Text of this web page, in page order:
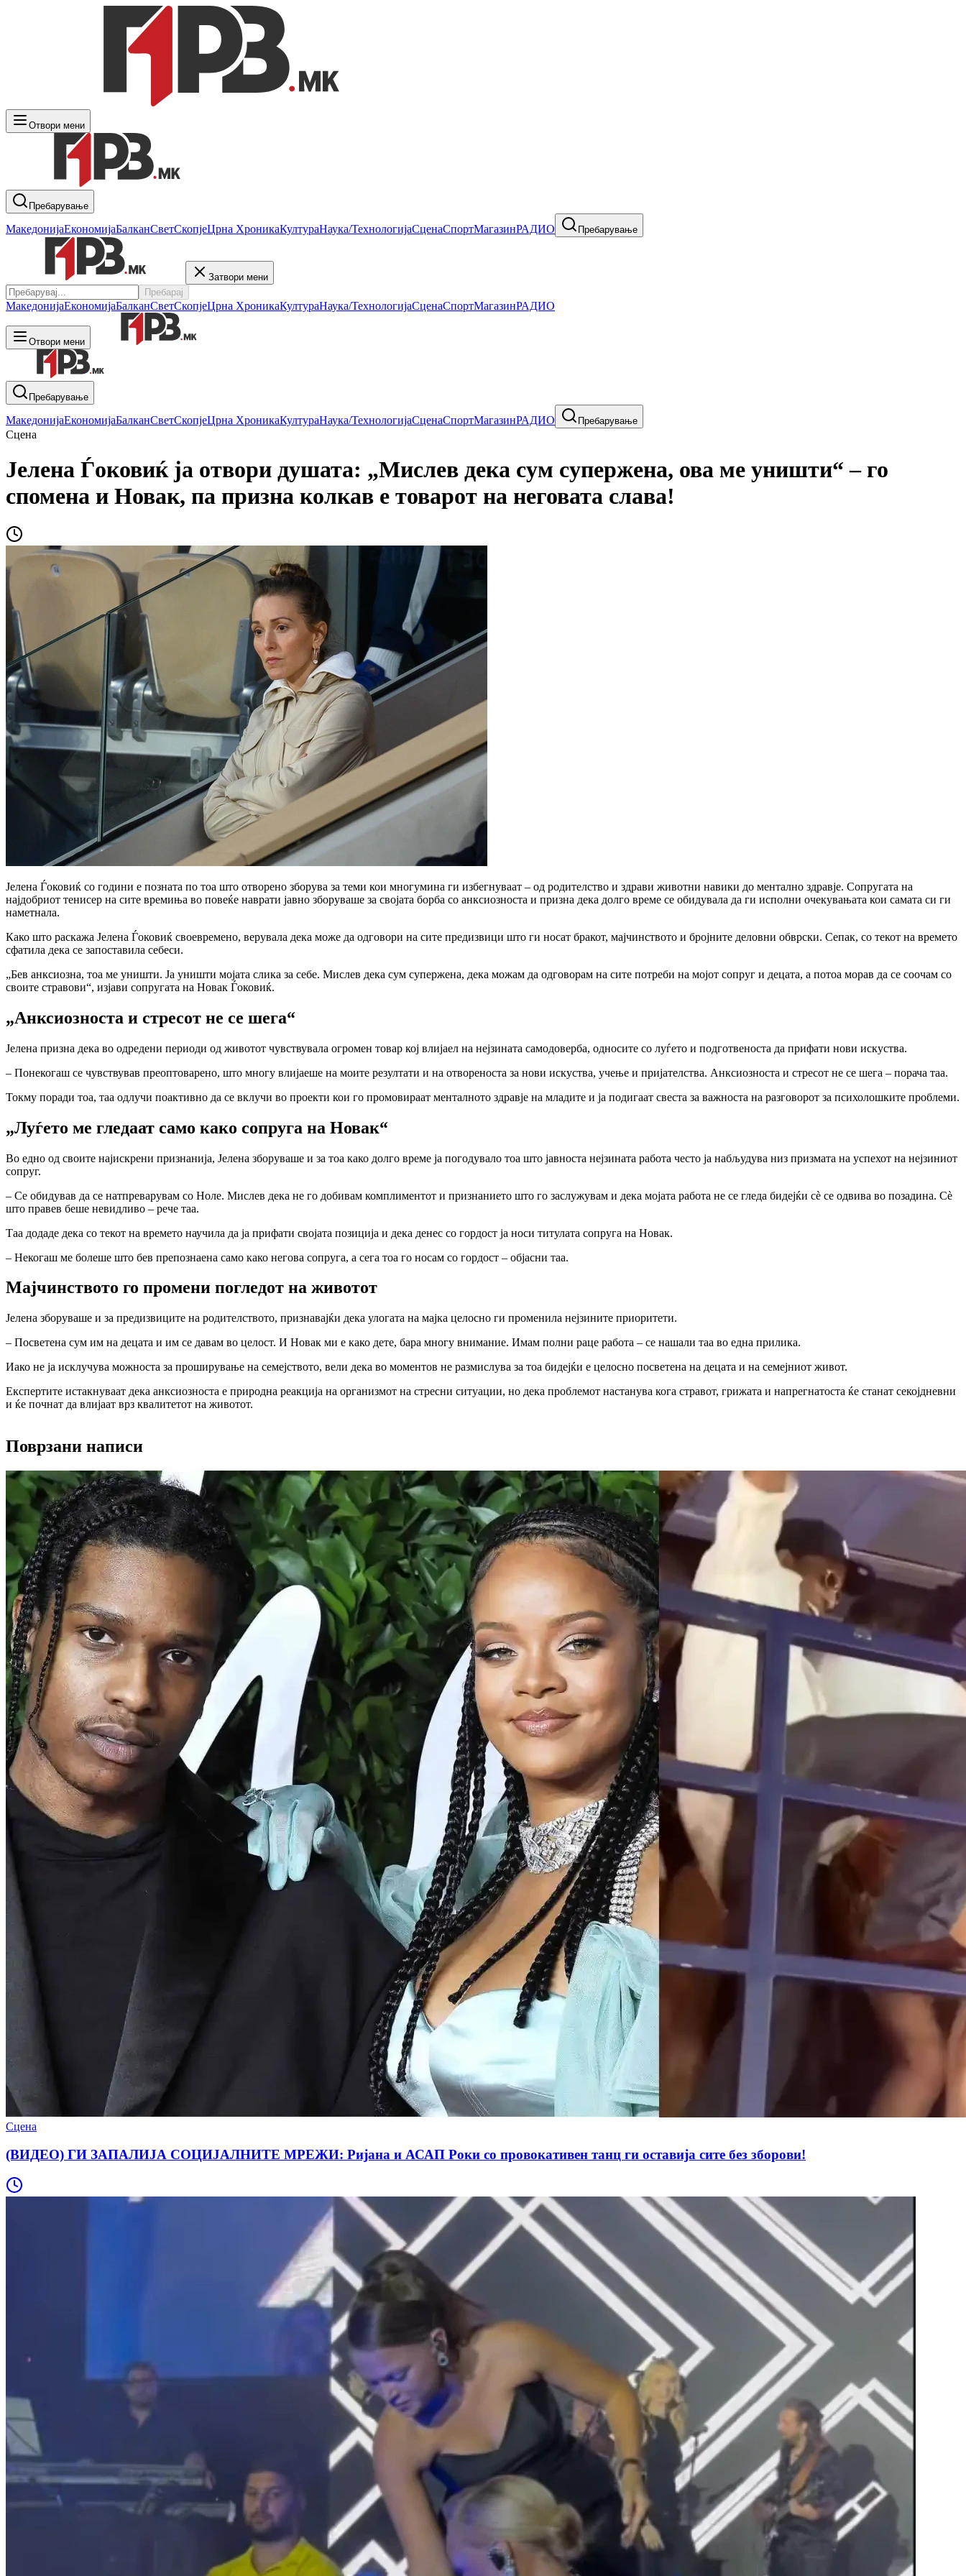
Отвори мени
Пребарување
МакедонијаЕкономијаБалканСветСкопјеЦрна ХроникаКултураНаука/ТехнологијаСценаСпортМагазинРАДИО Пребарување
Затвори мени
Пребарај
МакедонијаЕкономијаБалканСветСкопјеЦрна ХроникаКултураНаука/ТехнологијаСценаСпортМагазинРАДИО
Отвори мени
Пребарување
МакедонијаЕкономијаБалканСветСкопјеЦрна ХроникаКултураНаука/ТехнологијаСценаСпортМагазинРАДИО Пребарување
Сцена
Јелена Ѓоковиќ ја отвори душата: „Мислев дека сум супержена, ова ме уништи“ – го
спомена и Новак, па призна колкав е товарот на неговата слава!
Јелена Ѓоковиќ со години е позната по тоа што отворено зборува за теми кои многумина ги избегнуваат – од родителство и здрави животни навики до ментално здравје. Сопругата на
најдобриот тенисер на сите времиња во повеќе наврати јавно зборуваше за својата борба со анксиозноста и призна дека долго време се обидувала да ги исполни очекувањата кои самата си ги
наметнала.
Како што раскажа Јелена Ѓоковиќ своевремено, верувала дека може да одговори на сите предизвици што ги носат бракот, мајчинството и бројните деловни обврски. Сепак, со текот на времето
сфатила дека се запоставила себеси.
„Бев анксиозна, тоа ме уништи. Ја уништи мојата слика за себе. Мислев дека сум супержена, дека можам да одговорам на сите потреби на мојот сопруг и децата, а потоа морав да се соочам со
своите стравови“, изјави сопругата на Новак Ѓоковиќ.
„Анксиозноста и стресот не се шега“
Јелена призна дека во одредени периоди од животот чувствувала огромен товар кој влијаел на нејзината самодоверба, односите со луѓето и подготвеноста да прифати нови искуства.
– Понекогаш се чувствував преоптоварено, што многу влијаеше на моите резултати и на отвореноста за нови искуства, учење и пријателства. Анксиозноста и стресот не се шега – порача таа.
Токму поради тоа, таа одлучи поактивно да се вклучи во проекти кои го промовираат менталното здравје на младите и ја подигаат свеста за важноста на разговорот за психолошките проблеми.
„Луѓето ме гледаат само како сопруга на Новак“
Во едно од своите најискрени признанија, Јелена зборуваше и за тоа како долго време ја погодувало тоа што јавноста нејзината работа често ја набљудува низ призмата на успехот на нејзиниот
сопруг.
– Се обидував да се натпреварувам со Ноле. Мислев дека не го добивам комплиментот и признанието што го заслужувам и дека мојата работа не се гледа бидејќи сè се одвива во позадина. Сè
што правев беше невидливо – рече таа.
Таа додаде дека со текот на времето научила да ја прифати својата позиција и дека денес со гордост ја носи титулата сопруга на Новак.
– Некогаш ме болеше што бев препознаена само како негова сопруга, а сега тоа го носам со гордост – објасни таа.
Мајчинството го промени погледот на животот
Јелена зборуваше и за предизвиците на родителството, признавајќи дека улогата на мајка целосно ги променила нејзините приоритети.
– Посветена сум им на децата и им се давам во целост. И Новак ми е како дете, бара многу внимание. Имам полни раце работа – се нашали таа во една прилика.
Иако не ја исклучува можноста за проширување на семејството, вели дека во моментов не размислува за тоа бидејќи е целосно посветена на децата и на семејниот живот.
Експертите истакнуваат дека анксиозноста е природна реакција на организмот на стресни ситуации, но дека проблемот настанува кога стравот, грижата и напрегнатоста ќе станат секојдневни
и ќе почнат да влијаат врз квалитетот на животот.
Поврзани написи
Сцена
(ВИДЕО) ГИ ЗАПАЛИЈА СОЦИЈАЛНИТЕ МРЕЖИ: Ријана и АСАП Роки со провокативен танц ги оставија сите без зборови!